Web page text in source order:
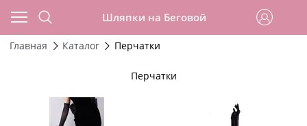
Шляпки на Беговой
Главная Каталог Перчатки
Перчатки